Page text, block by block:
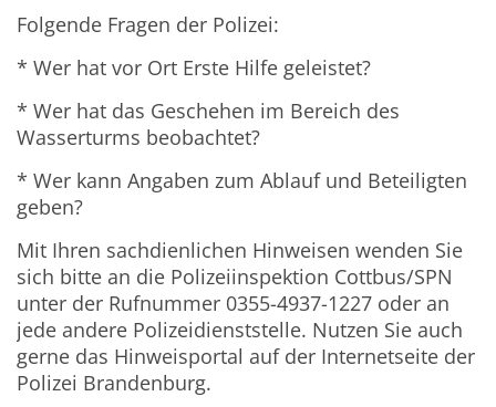
Folgende Fragen der Polizei:
* Wer hat vor Ort Erste Hilfe geleistet?
* Wer hat das Geschehen im Bereich des
Wasserturms beobachtet?
* Wer kann Angaben zum Ablauf und Beteiligten
geben?
Mit Ihren sachdienlichen Hinweisen wenden Sie
sich bitte an die Polizeiinspektion Cottbus/SPN
unter der Rufnummer 0355-4937-1227 oder an
jede andere Polizeidienststelle. Nutzen Sie auch
gerne das Hinweisportal auf der Internetseite der
Polizei Brandenburg.